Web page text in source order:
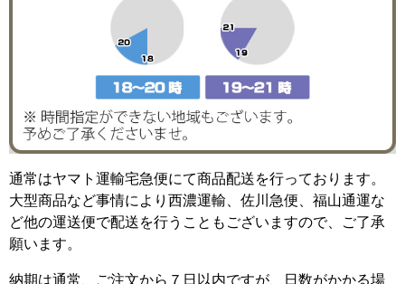
通常はヤマト運輸宅急便にて商品配送を行っております。
大型商品など事情により西濃運輸、佐川急便、福山通運な
ど他の運送便で配送を行うこともございますので、ご了承
願います。
納期は通常、ご注文から７日以内ですが、日数がかかる場